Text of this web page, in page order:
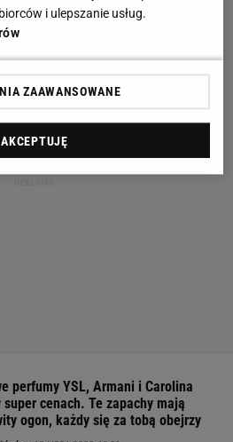
perfumy YSL, Armani i Carolina
super cenach. Te zapachy mają
ogon, każdy się za tobą obejrzy
i ulepszanie usług.
ZAAWANSOWANE
AKCEPTUJĘ